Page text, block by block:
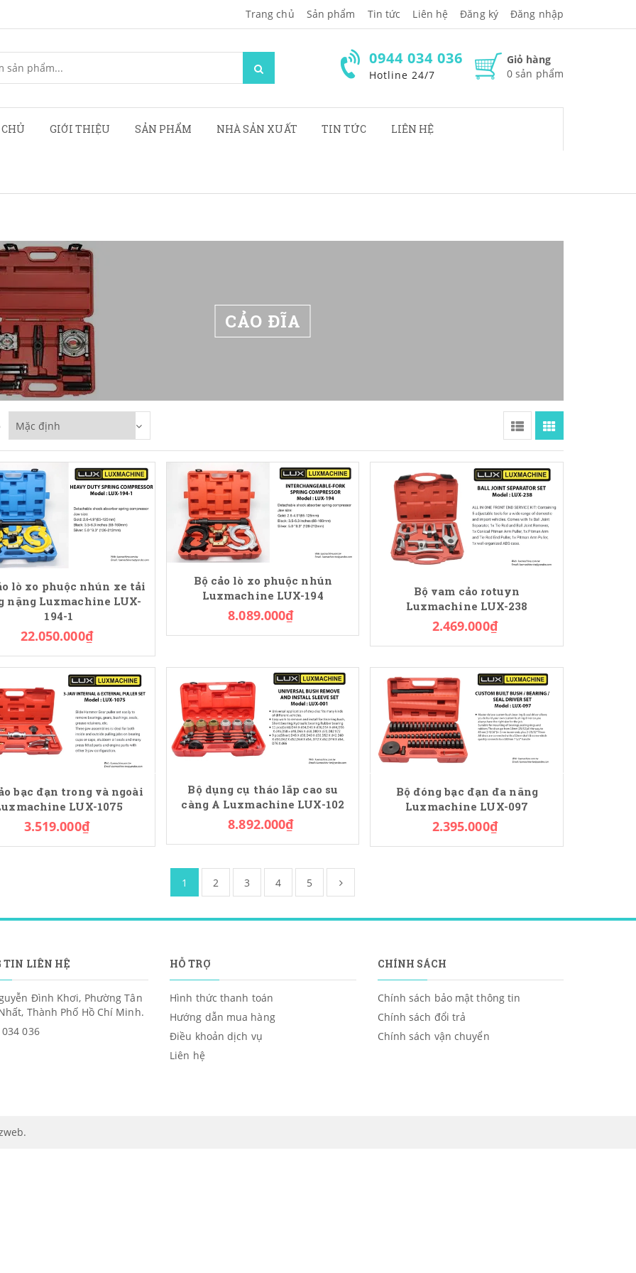
Trang chủ Sản phẩm Tin tức Liên hệ Đăng ký Đăng nhập
Giỏ hàng
0 sản phẩm
0944 034 036
Hotline 24/7
GIỚI THIỆU SẢN PHẨM NHÀ SẢN XUẤT TIN TỨC LIÊN HỆ
CẢO ĐĨA
lò xo phuộc nhún xe tải
nặng Luxmachine LUX-
194-1
22.050.000₫
Bộ cảo lò xo phuộc nhún
Luxmachine LUX-194
8.089.000₫
Bộ vam cảo rotuyn
Luxmachine LUX-238
2.469.000₫
bạc đạn trong và ngoài
LUX-1075
3.519.000₫
Bộ dụng cụ tháo lắp cao su
càng A Luxmachine LUX-102
8.892.000₫
Bộ đóng bạc đạn đa năng
Luxmachine LUX-097
2.395.000₫
1 2 3 4 5
TIN LIÊN HỆ
Đình Khơi, Phường Tân
Thành Phố Hồ Chí Minh.
036
HỖ TRỢ
Hình thức thanh toán
Hướng dẫn mua hàng
Điều khoản dịch vụ
Liên hệ
CHÍNH SÁCH
Chính sách bảo mật thông tin
Chính sách đổi trả
Chính sách vận chuyển
.